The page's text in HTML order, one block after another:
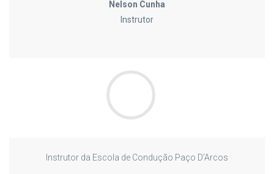
Nelson Cunha
Instrutor
Instrutor da Escola de Condução Paço D’Arcos